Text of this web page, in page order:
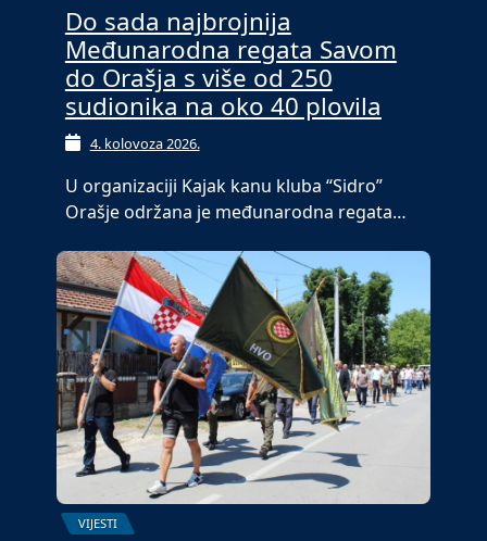
Do sada najbrojnija
Međunarodna regata Savom
do Orašja s više od 250
sudionika na oko 40 plovila
4. kolovoza 2026.
U organizaciji Kajak kanu kluba “Sidro”
Orašje održana je međunarodna regata…
VIJESTI